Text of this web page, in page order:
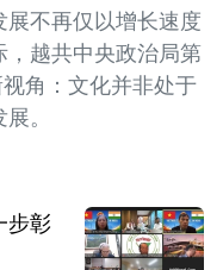
不再仅以增长速度
越共中央政治局第
角：文化并非处于
。
步彰